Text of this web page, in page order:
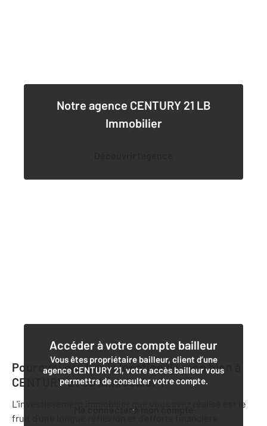
Notre agence CENTURY 21 LB
Immobilier
Accéder à votre compte bailleur
Vous êtes propriétaire bailleur, client d’une
agence CENTURY 21, votre accès bailleur vous
permettra de consulter votre compte.
Me connecter à mon compte
Pourquoi confier la location de mon bien à
CENTURY 21 LB Immobilier?
L'investissement immobilier que vous avez réalisé est le
fruit d'une longue réflexion et d'efforts financiers